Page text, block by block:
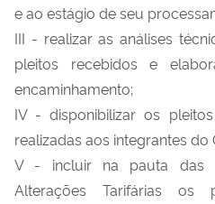
e ao estágio de seu
III - realizar as análises
pleitos recebidos e
encaminhamento;
IV - disponibilizar os
realizadas aos integrantes do
V - incluir na pauta das
Alterações Tarifárias os